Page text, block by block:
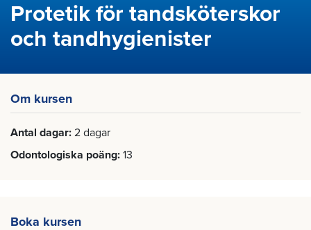
Protetik för tandsköterskor
och tandhygienister
Om kursen
Antal dagar 2 dagar
Odontologiska poäng 13
Boka kursen